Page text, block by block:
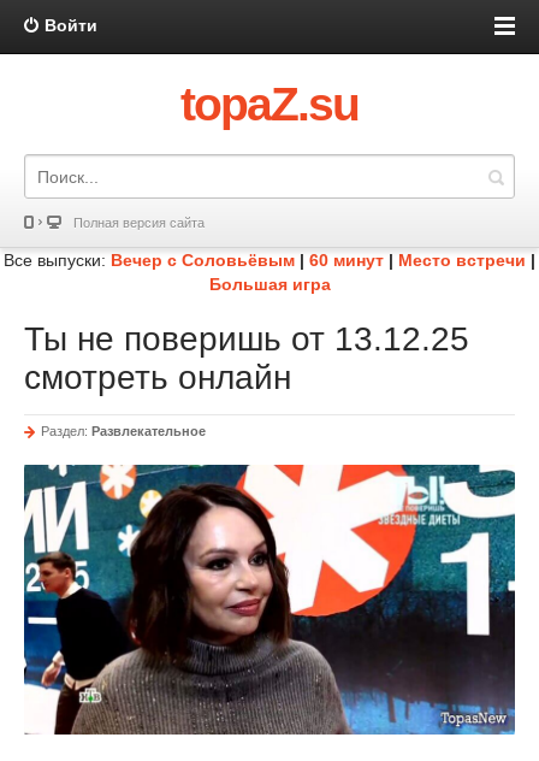
Войти
topaZ.su
Полная версия сайта
Все выпуски: Вечер с Соловьёвым | 60 минут | Место встречи |
Большая игра
Ты не поверишь от 13.12.25
смотреть онлайн
Раздел: Развлекательное